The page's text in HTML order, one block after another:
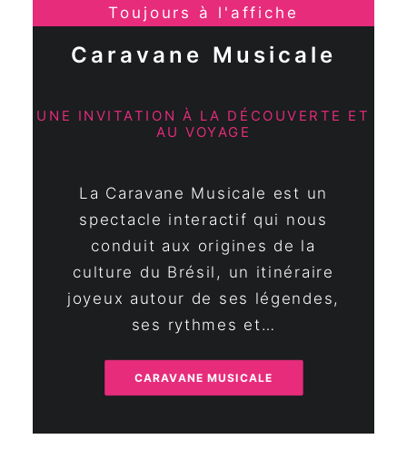
Toujours à l'affiche
Caravane Musicale
UNE INVITATION À LA DÉCOUVERTE ET
AU VOYAGE
La Caravane Musicale est un
spectacle interactif qui nous
conduit aux origines de la
culture du Brésil, un itinéraire
joyeux autour de ses légendes,
ses rythmes et…
CARAVANE MUSICALE